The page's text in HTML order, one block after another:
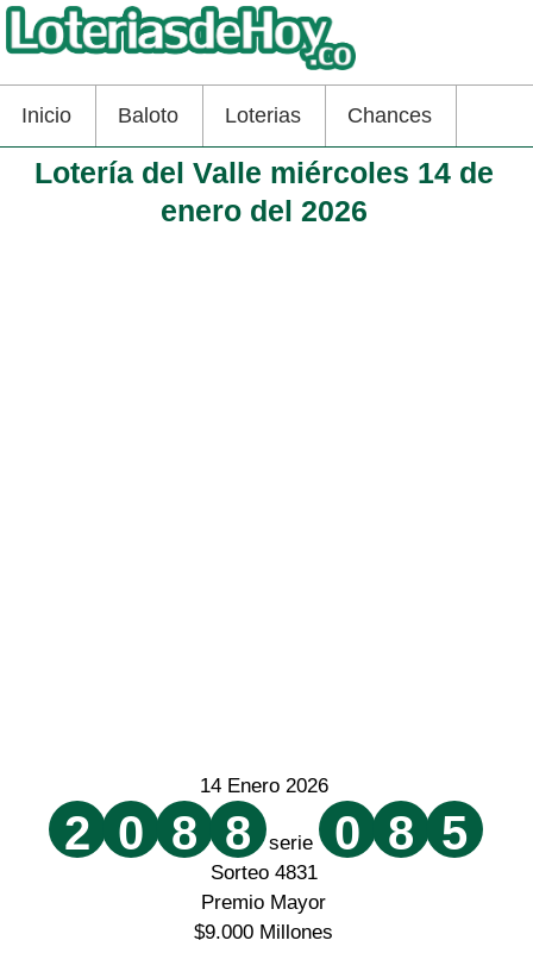
Inicio Baloto Loterias Chances
Lotería del Valle miércoles 14 de
enero del 2026
14 Enero 2026
2 0 8 8 serie 0 8 5
Sorteo 4831
Premio Mayor
$9.000 Millones